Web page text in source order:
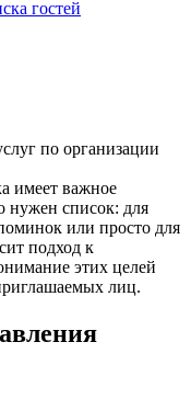
по организации
имеет важное
нужен список: для
или просто для
подход к
этих целей
лиц.